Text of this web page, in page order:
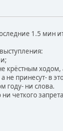
1.5 мин
крёстным ходом,
не принесут- в
году- ни слова.
четкого